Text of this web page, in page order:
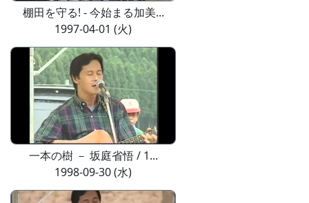
棚田を守る! - 今始まる加美...
1997-04-01 (火)
一本の樹 － 坂庭省悟 / 1...
1998-09-30 (水)